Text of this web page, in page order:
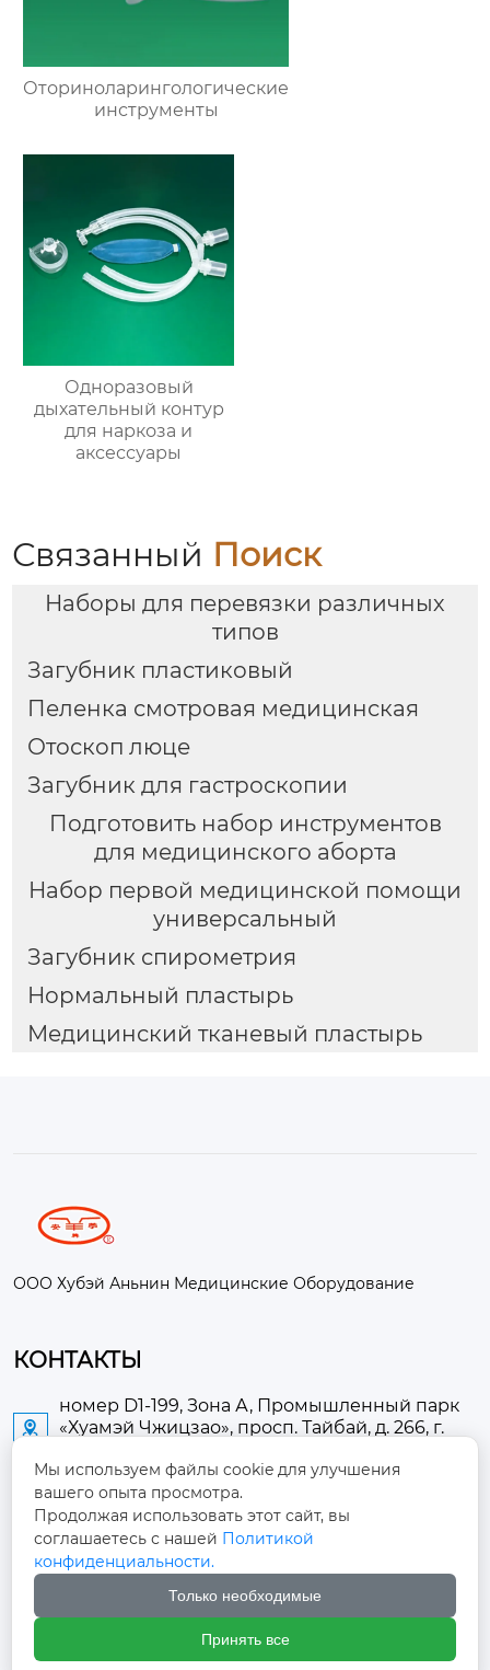
Оториноларингологические
инструменты
Одноразовый
дыхательный контур
для наркоза и
аксессуары
Связанный Поиск
Наборы для перевязки различных
типов
Загубник пластиковый
Пеленка смотровая медицинская
Отоскоп люце
Загубник для гастроскопии
Подготовить набор инструментов
для медицинского аборта
Набор первой медицинской помощи
универсальный
Загубник спирометрия
Нормальный пластырь
Медицинский тканевый пластырь
ООО Хубэй Аньнин Медицинские Оборудование
КОНТАКТЫ

номер D1-199, Зона А, Промышленный парк
«Хуамэй Чжицзао», просп. Тайбай, д. 266, г.
 2673889948@qq.com
+86-13705274289
+86-19084124289
Мы используем файлы cookie для улучшения
вашего опыта просмотра.
Продолжая использовать этот сайт, вы
соглашаетесь с нашей Политикой
конфиденциальности.
Только необходимые
Принять все